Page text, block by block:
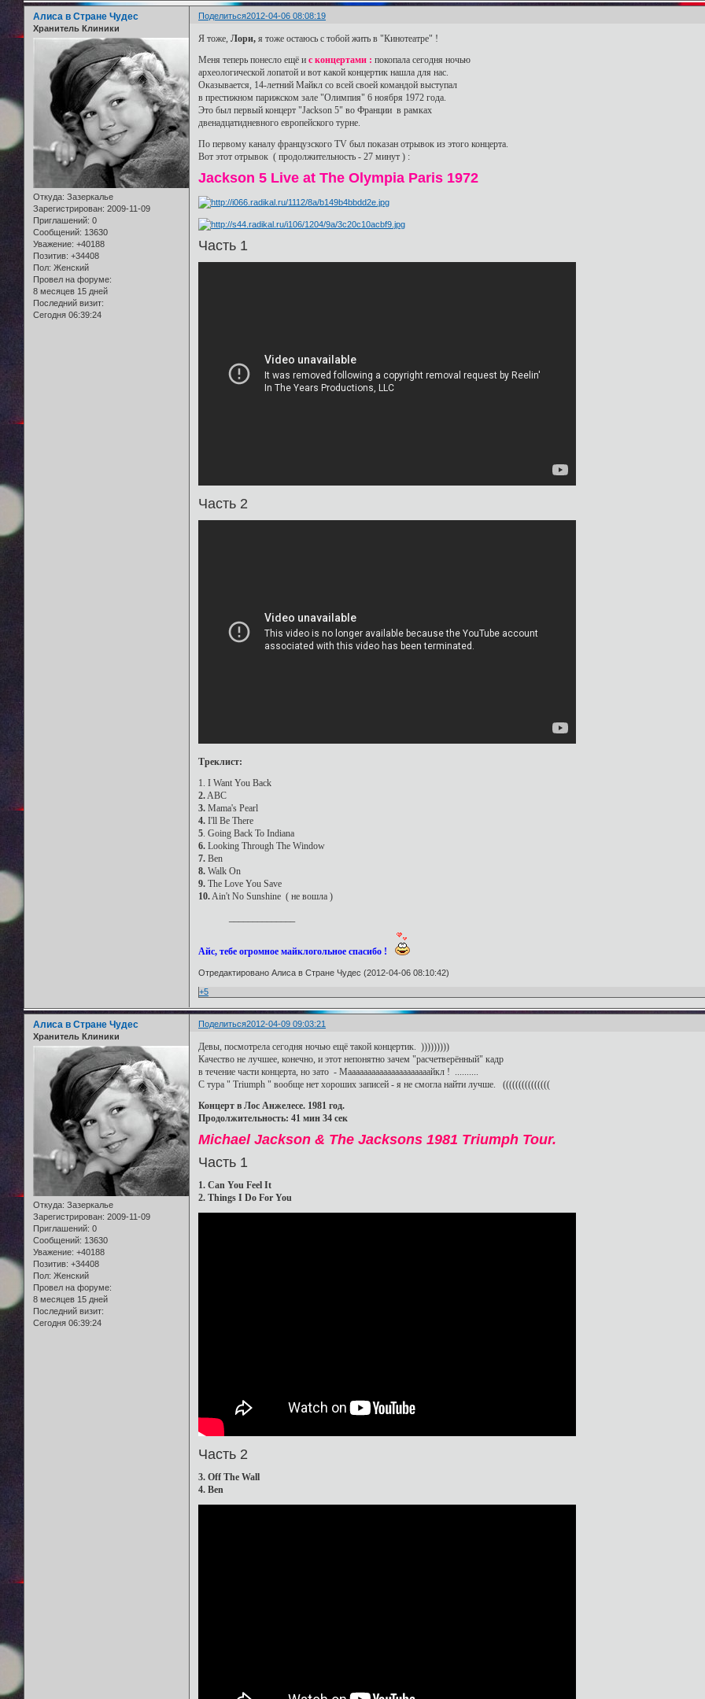
Поделиться2012-04-06 08:08:19
Алиса в Стране Чудес
Хранитель Клиники
Откуда: Зазеркалье
Зарегистрирован: 2009-11-09
Приглашений: 0
Сообщений: 13630
Уважение: +40188
Позитив: +34408
Пол: Женский
Провел на форуме:
8 месяцев 15 дней
Последний визит:
Сегодня 06:39:24
Я тоже,Лори, я тоже остаюсь с тобой жить в "Кинотеатре" !
Меня теперь понесло ещё и с концертами : покопала сегодня ночью
археологической лопатой и вот какой концертик нашла для нас.
Оказывается, 14-летний Майкл со всей своей командой выступал
в престижном парижском зале "Олимпия" 6 ноября 1972 года.
Это был первый концерт "Jackson 5" во Франции в рамках
двенадцатидневного европейского турне.
По первому каналу французского TV был показан отрывок из этого концерта.
Вот этот отрывок ( продолжительность - 27 минут ) :
Jackson 5 Live at The Olympia Paris 1972
Часть 1
Часть 2
Треклист:
1. I Want You Back
2. ABС
3. Mama's Pearl
4. I'll Be There
5 . Going Back To Indiana
6. Looking Through The Window
7.Ben
8. Walk On
9. The Love You Save
10. Ain't No Sunshine ( не вошла )
Айс, тебе огромное майклогольное спасибо !
Отредактировано Алиса в Стране Чудес (2012-04-06 08:10:42)
+5
Поделиться2012-04-09 09:03:21
Алиса в Стране Чудес
Хранитель Клиники
Откуда: Зазеркалье
Зарегистрирован: 2009-11-09
Приглашений: 0
Сообщений: 13630
Уважение: +40188
Позитив: +34408
Пол: Женский
Провел на форуме:
8 месяцев 15 дней
Последний визит:
Сегодня 06:39:24
Девы, посмотрела сегодня ночью ещё такой концертик. )))))))))
Качество не лучшее, конечно, и этот непонятно зачем "расчетверённый" кадр
в течение части концерта, но зато - Мааааааааааааааааааааайкл ! ..........
С тура " Triumph " вообще нет хороших записей - я не смогла найти лучше. (((((((((((((((
Концерт в Лос Анжелесе. 1981 год.
Продолжительность: 41 мин 34 сек
Michael Jackson & The Jacksons 1981 Triumph Tour.
Часть 1
1. Can You Feel It
2. Things I Do For You
Часть 2
3. Off The Wall
4. Ben